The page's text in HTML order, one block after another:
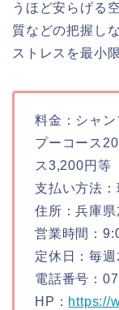
うほど安らげる
質などの把握し
ストレスを最小
料金：シャ
プーコース
ス3,200円等
支払い方法：
住所：兵庫
営業時間：
定休日：毎週
電話番号：
HP： https://